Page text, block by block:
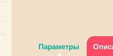
Параметры